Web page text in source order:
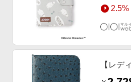
2.5%
【レデ